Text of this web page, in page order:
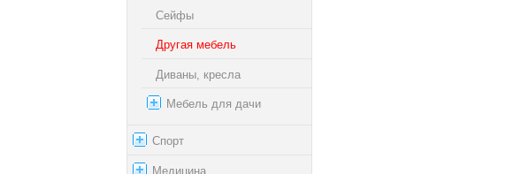
Сейфы
Другая мебель
Диваны, кресла
Мебель для дачи
Спорт
Медицина